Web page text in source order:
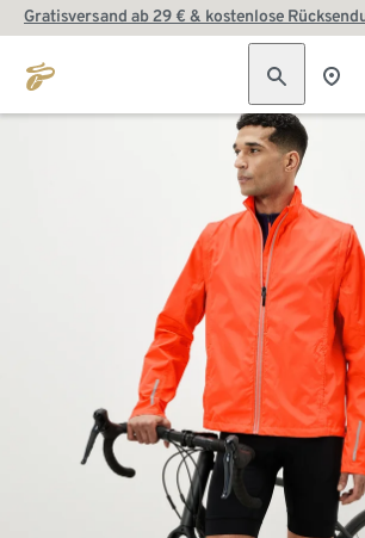
Gratisversand ab 29 € & kostenlose